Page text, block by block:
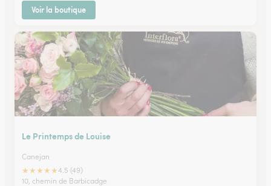
Voir la boutique
Le Printemps de Louise
Canejan
★★★★★4.5 (49)
10, chemin de Barbicadge